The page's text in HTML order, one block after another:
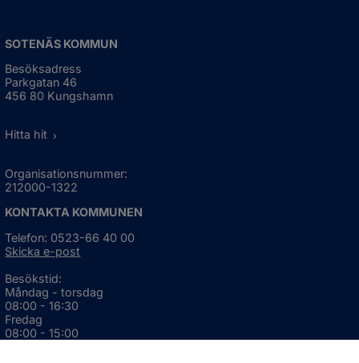
SOTENÄS KOMMUN
Besöksadress
Parkgatan 46
456 80 Kungshamn
Hitta hit
Organisationsnummer:
212000-1322
KONTAKTA KOMMUNEN
Telefon: 0523-66 40 00
Skicka e-post
Besökstid:
Måndag - torsdag
08:00 - 16:30
Fredag
08:00 - 15:00